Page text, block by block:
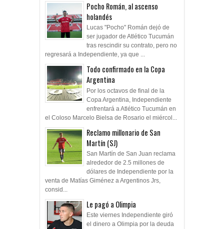
Pocho Román, al ascenso
holandés
Lucas "Pocho" Román dejó de
ser jugador de Atlético Tucumán
tras rescindir su contrato, pero no
regresará a Independiente, ya que ...
Todo confirmado en la Copa
Argentina
Por los octavos de final de la
Copa Argentina, Independiente
enfrentará a Atlético Tucumán en
el Coloso Marcelo Bielsa de Rosario el miércol...
Reclamo millonario de San
Martín (SJ)
San Martín de San Juan reclama
alrededor de 2.5 millones de
dólares de Independiente por la
venta de Matías Giménez a Argentinos Jrs,
consid...
Le pagó a Olimpia
Este viernes Independiente giró
el dinero a Olimpia por la deuda